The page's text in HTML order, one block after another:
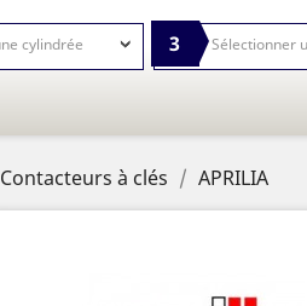
3
Contacteurs à clés APRILIA